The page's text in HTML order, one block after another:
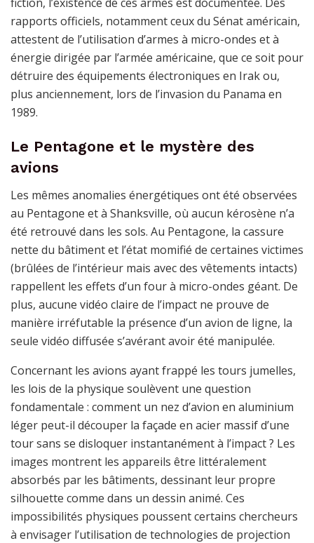
rapports officiels, notamment ceux du Sénat américain,
attestent de l’utilisation d’armes à micro-ondes et à
énergie dirigée par l’armée américaine, que ce soit pour
détruire des équipements électroniques en Irak ou,
plus anciennement, lors de l’invasion du Panama en
1989.
Le Pentagone et le mystère des
avions
Les mêmes anomalies énergétiques ont été observées
au Pentagone et à Shanksville, où aucun kérosène n’a
été retrouvé dans les sols. Au Pentagone, la cassure
nette du bâtiment et l’état momifié de certaines victimes
(brûlées de l’intérieur mais avec des vêtements intacts)
rappellent les effets d’un four à micro-ondes géant. De
plus, aucune vidéo claire de l’impact ne prouve de
manière irréfutable la présence d’un avion de ligne, la
seule vidéo diffusée s’avérant avoir été manipulée.
Concernant les avions ayant frappé les tours jumelles,
les lois de la physique soulèvent une question
fondamentale : comment un nez d’avion en aluminium
léger peut-il découper la façade en acier massif d’une
tour sans se disloquer instantanément à l’impact ? Les
images montrent les appareils être littéralement
absorbés par les bâtiments, dessinant leur propre
silhouette comme dans un dessin animé. Ces
impossibilités physiques poussent certains chercheurs
à envisager l’utilisation de technologies de projection